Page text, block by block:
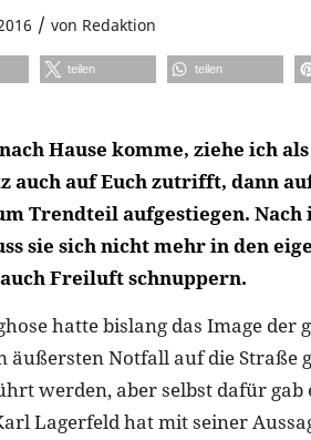
/ von Redaktion
teilen teilen
Hause komme, ziehe ich
auch auf Euch zutrifft, dann
Trendteil aufgestiegen.
sie sich nicht mehr in den
Freiluft schnuppern.
hatte bislang das Image
äußersten Notfall auf die Straße
werden, aber selbst dafür gab
Lagerfeld hat mit seiner